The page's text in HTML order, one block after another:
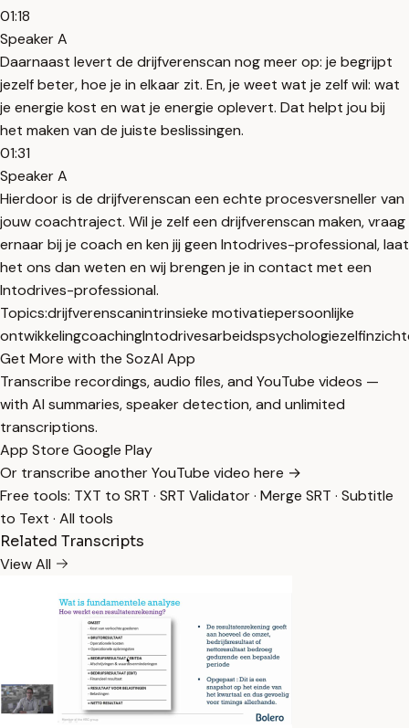
01:18
Speaker A
Daarnaast levert de drijfverenscan nog meer op: je begrijpt
jezelf beter, hoe je in elkaar zit. En, je weet wat je zelf wil: wat
je energie kost en wat je energie oplevert. Dat helpt jou bij
het maken van de juiste beslissingen.
01:31
Speaker A
Hierdoor is de drijfverenscan een echte procesversneller van
jouw coachtraject. Wil je zelf een drijfverenscan maken, vraag
ernaar bij je coach en ken jij geen Intodrives-professional, laat
het ons dan weten en wij brengen je in contact met een
Intodrives-professional.
Topics:drijfverenscanintrinsieke motivatiepersoonlijke
ontwikkelingcoachingIntodrivesarbeidspsychologiezelfinzicht
Get More with the SozAI App
Transcribe recordings, audio files, and YouTube videos —
with AI summaries, speaker detection, and unlimited
transcriptions.
App Store Google Play
Or transcribe another YouTube video here →
Free tools: TXT to SRT · SRT Validator· Merge SRT · Subtitle
to Text · All tools
Related Transcripts
View All